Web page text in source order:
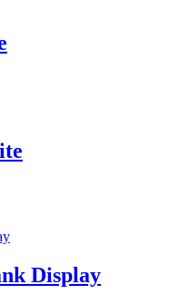
Display